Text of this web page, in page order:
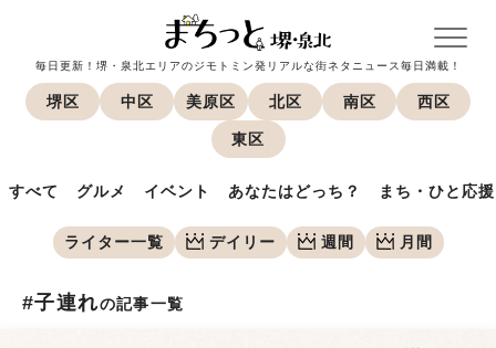
毎日更新！堺・泉北エリアのジモトミン発リアルな街ネタニュース毎日満載！
堺区 中区 美原区 北区 南区 西区
東区
すべて グルメ イベント あなたはどっち？ まち・ひと応援
ライター一覧 デイリー 週間 月間
#子連れの記事一覧